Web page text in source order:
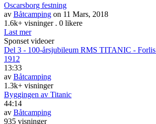
Oscarsborg festning
av Båtcamping on 11 Mars, 2018
1.6k+ visninger . 0 likere
Last mer
Sponset videoer
Del 3 - 100-årsjubileum RMS TITANIC -
1912
13:33
av Båtcamping
1.3k+ visninger
Byggingen av Titanic
44:14
av Båtcamping
935 visninger